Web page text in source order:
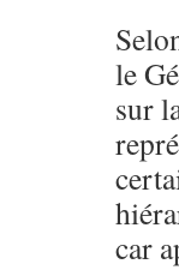
le
sur
car